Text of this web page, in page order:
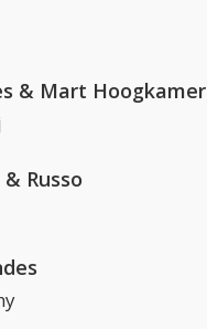
& Mart Hoogkamer
Russo